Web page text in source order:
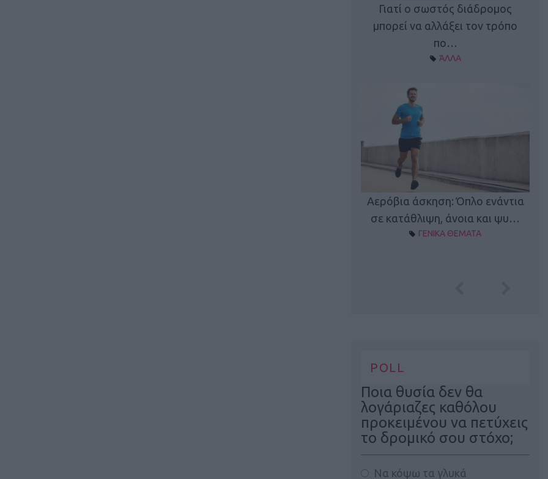
Γιατί ο σωστός διάδρομος
μπορεί να αλλάξει τον τρόπο
πο…
ΆΛΛΑ
Αερόβια άσκηση: Όπλο ενάντια
σε κατάθλιψη, άνοια και ψυ…
ΓΕΝΙΚΑ ΘΕΜΑΤΑ
POLL
Ποια θυσία δεν θα
λογάριαζες καθόλου
προκειμένου να πετύχεις
το δρομικό σου στόχο;
Να κόψω τα γλυκά